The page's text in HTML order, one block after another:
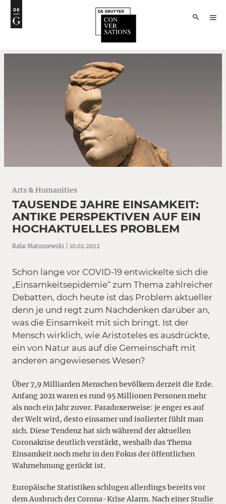
Arts & Humanities
TAUSENDE JAHRE EINSAMKEIT:
ANTIKE PERSPEKTIVEN AUF EIN
HOCHAKTUELLES PROBLEM
Rafał Matuszewski | 10.02.2022
Schon lange vor COVID-19 entwickelte sich die
„Einsamkeitsepidemie“ zum Thema zahlreicher
Debatten, doch heute ist das Problem aktueller
denn je und regt zum Nachdenken darüber an,
was die Einsamkeit mit sich bringt. Ist der
Mensch wirklich, wie Aristoteles es ausdrückte,
ein von Natur aus auf die Gemeinschaft mit
anderen angewiesenes Wesen?
Über 7,9 Milliarden Menschen bevölkern derzeit die Erde.
Anfang 2021 waren es rund 95 Millionen Personen mehr
als noch ein Jahr zuvor. Paradoxerweise: je enger es auf
der Welt wird, desto einsamer und isolierter fühlt man
sich. Diese Tendenz hat sich während der aktuellen
Coronakrise deutlich verstärkt, weshalb das Thema
Einsamkeit noch mehr in den Fokus der öffentlichen
Wahrnehmung gerückt ist.
Europäische Statistiken schlugen allerdings bereits vor
dem Ausbruch der Corona-Krise Alarm. Nach einer Studie